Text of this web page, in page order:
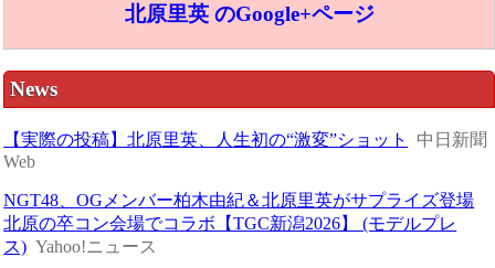
北原里英 のGoogle+ページ
News
【実際の投稿】北原里英、人生初の“激変”ショット
中日新聞
Web
NGT48、OGメンバー柏木由紀＆北原里英がサプライズ登場
北原の卒コン会場でコラボ【TGC新潟2026】 (モデルプレ
ス) Yahoo!ニュース